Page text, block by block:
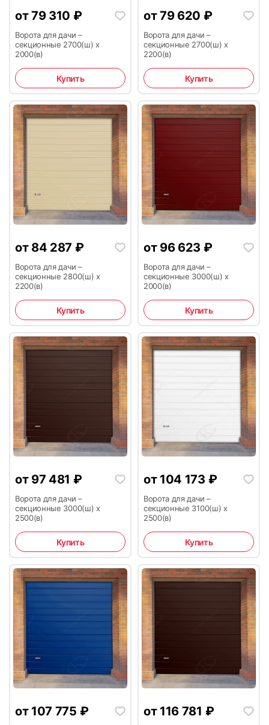
23 24
25 26
27 28
29 30
31 32
33 34
35 36
от79 310 ₽
Ворота для дачи –
секционные 2700(ш) х
2000(в)
Купить
от79 620 ₽
Ворота для дачи –
секционные 2700(ш) х
2200(в)
Купить
от 84 287 ₽
Ворота для дачи –
секционные 2800(ш) х
2200(в)
Купить
от 96 623 ₽
Ворота для дачи –
секционные 3000(ш) х
2000(в)
Купить
от 97 481 ₽
Ворота для дачи –
секционные 3000(ш) х
2500(в)
Купить
от 104 173 ₽
Ворота для дачи –
секционные 3100(ш) х
2500(в)
Купить
от 107 775 ₽ от 116 781 ₽